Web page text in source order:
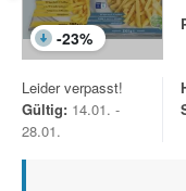
-23%
Leider verpasst!
Gültig: 14.01. -
28.01.